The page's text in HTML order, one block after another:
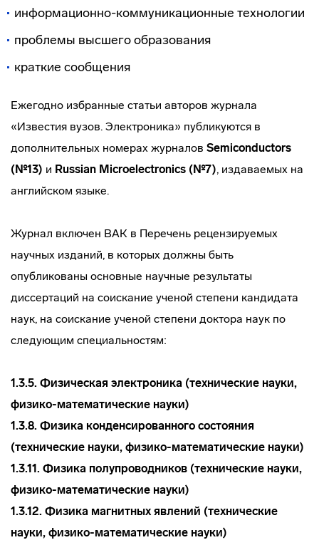
информационно-коммуникационные технологии
проблемы высшего образования
краткие сообщения
Ежегодно избранные статьи авторов журнала
«Известия вузов. Электроника» публикуются в
дополнительных номерах журналов Semiconductors
(№13) и Russian Microelectronics (№7), издаваемых на
английском языке.
Журнал включен ВАК в Перечень рецензируемых
научных изданий, в которых должны быть
опубликованы основные научные результаты
диссертаций на соискание ученой степени кандидата
наук, на соискание ученой степени доктора наук по
следующим специальностям:
1.3.5. Физическая электроника (технические науки,
физико-математические науки)
1.3.8. Физика конденсированного состояния
(технические науки, физико-математические науки)
1.3.11. Физика полупроводников (технические науки,
физико-математические науки)
1.3.12. Физика магнитных явлений (технические
науки, физико-математические науки)